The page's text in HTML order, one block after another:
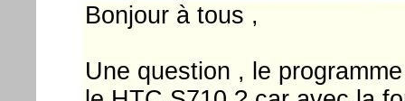
Bonjour à tous ,
Une question , le